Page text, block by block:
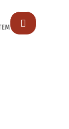
